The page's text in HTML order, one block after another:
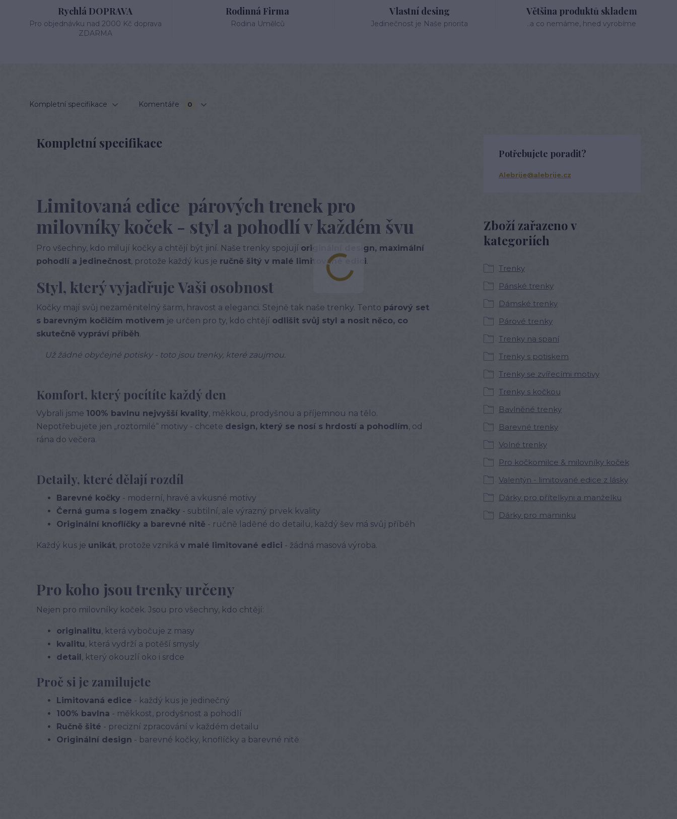
Rychlá DOPRAVA
Pro objednávku nad 2000 Kč doprava
ZDARMA
Rodinná Firma
Rodina Umělců
Vlastní desing
Jedinečnost je Naše priorita
Většina produktů skladem
..a co nemáme, hned vyrobíme
Kompletní specifikace Komentáře 0
Kompletní specifikace
Limitovaná edice párových trenek pro
milovníky koček - styl a pohodlí v každém švu
Pro všechny, kdo milují kočky a chtějí být jiní. Naše trenky spojují originální design, maximální
pohodlí a jedinečnost, protože každý kus je ručně šitý v malé limitované edici.
Styl, který vyjadřuje Vaši osobnost
Kočky mají svůj nezaměnitelný šarm, hravost a eleganci. Stejně tak naše trenky. Tento párový set
s barevným kočičím motivem je určen pro ty, kdo chtějí odlišit svůj styl a nosit něco, co
skutečně vypráví příběh.
Už žádné obyčejné potisky - toto jsou trenky, které zaujmou.
Komfort, který pocítíte každý den
Vybrali jsme 100% bavlnu nejvyšší kvality, měkkou, prodyšnou a příjemnou na tělo.
Nepotřebujete jen „roztomilé“ motivy - chcete design, který se nosí s hrdostí a pohodlím, od
rána do večera.
Detaily, které dělají rozdíl
Barevné kočky - moderní, hravé a vkusné motivy
Černá guma s logem značky - subtilní, ale výrazný prvek kvality
Originální knoflíčky a barevné nitě - ručně laděné do detailu, každý šev má svůj příběh
Každý kus je unikát, protože vzniká v malé limitované edici - žádná masová výroba.
Pro koho jsou trenky určeny
Nejen pro milovníky koček. Jsou pro všechny, kdo chtějí:
originalitu, která vybočuje z masy
kvalitu, která vydrží a potěší smysly
detail, který okouzlí oko i srdce
Proč si je zamilujete
Limitovaná edice - každý kus je jedinečný
100% bavlna - měkkost, prodyšnost a pohodlí
Ručně šité - precizní zpracování v každém detailu
Originální design - barevné kočky, knoflíčky a barevné nitě
Zboží zařazeno v
kategoriích
Trenky
Pánské trenky
Dámské trenky
Párové trenky
Trenky na spaní
Trenky s potiskem
Trenky se zvířecími motivy
Trenky s kočkou
Bavlněné trenky
Barevné trenky
Volné trenky
Pro kočkomilce & milovníky koček
Valentýn - limitované edice z lásky
Dárky pro přítelkyni a manželku
Dárky pro maminku
Potřebujete poradit?
Alebrije@alebrije.cz